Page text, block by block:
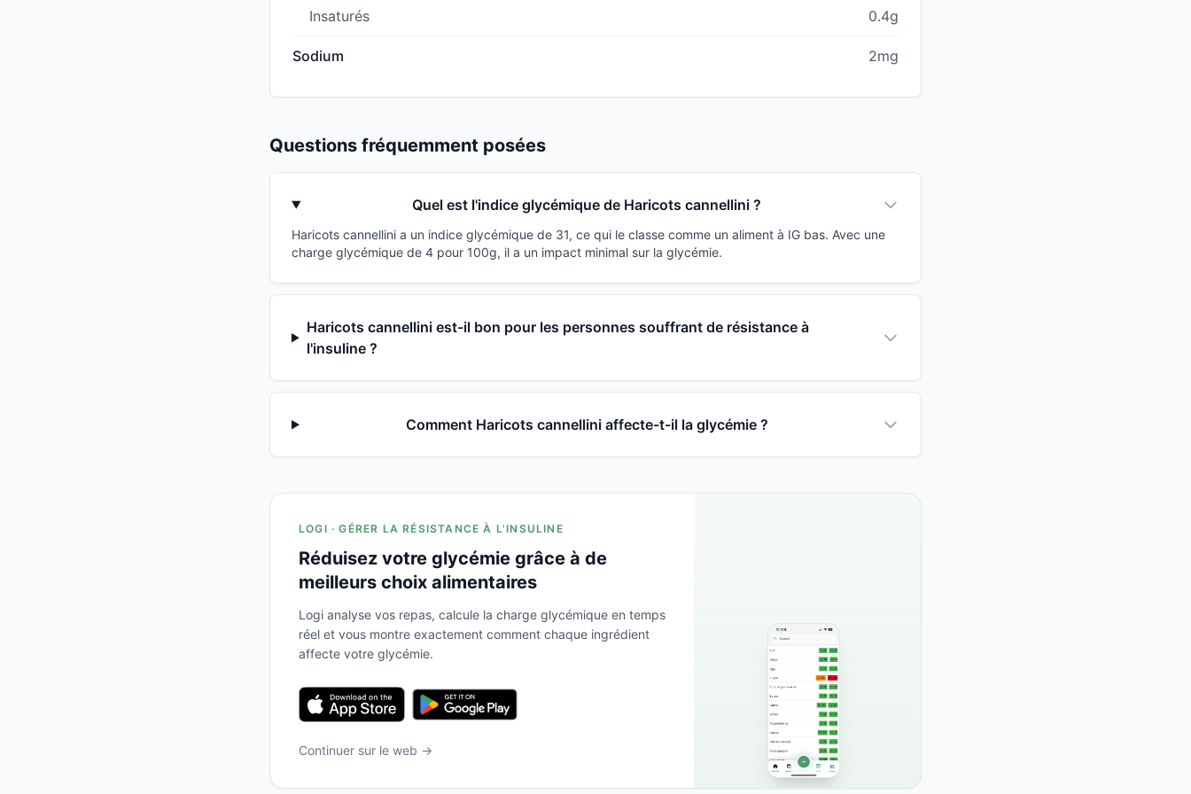
Insaturés 0.4g
Sodium 2mg
Questions fréquemment posées
Quel est l'indice glycémique de Haricots cannellini ?
Haricots cannellini a un indice glycémique de 31, ce qui le classe comme un aliment à IG bas. Avec une
charge glycémique de 4 pour 100g, il a un impact minimal sur la glycémie.
Haricots cannellini est-il bon pour les personnes souffrant de résistance à
l'insuline ?
Comment Haricots cannellini affecte-t-il la glycémie ?
LOGI · GÉRER LA RÉSISTANCE À L'INSULINE
Réduisez votre glycémie grâce à de
meilleurs choix alimentaires
Logi analyse vos repas, calcule la charge glycémique en temps
réel et vous montre exactement comment chaque ingrédient
affecte votre glycémie.
Continuer sur le web →